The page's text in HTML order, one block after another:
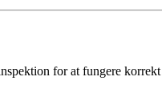
for at fungere